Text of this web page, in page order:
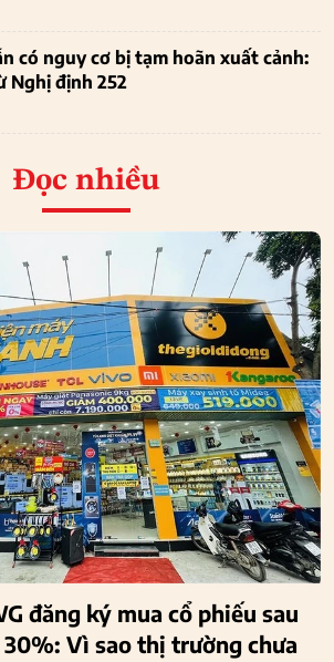
có nguy cơ bị tạm hoãn xuất cảnh:
Nghị định 252
Đọc nhiều
đăng ký mua cổ phiếu sau
Vì sao thị trường chưa